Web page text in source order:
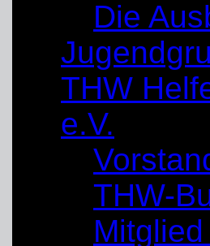
Die
THW
e.V.
THW-